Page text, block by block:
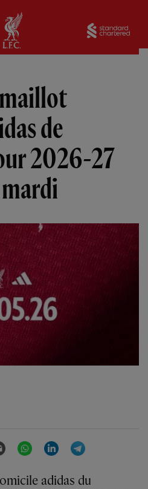
Domicile
de
2026-27
Email WhatsAppLinkedIn
adidas du